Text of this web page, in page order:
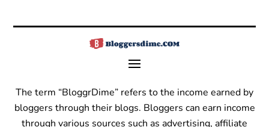
The term “BloggrDime” refers to the income earned by
bloggers through their blogs. Bloggers can earn income
through various sources such as advertising, affiliate